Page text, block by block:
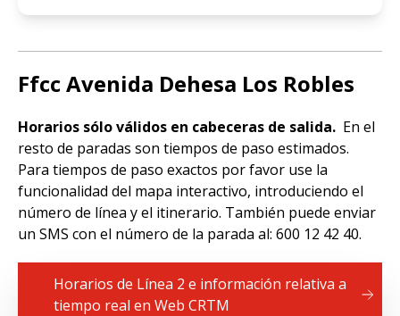
Ffcc Avenida Dehesa Los Robles
Horarios sólo válidos en cabeceras de salida. En el
resto de paradas son tiempos de paso estimados.
Para tiempos de paso exactos por favor use la
funcionalidad del mapa interactivo, introduciendo el
número de línea y el itinerario. También puede enviar
un SMS con el número de la parada al: 600 12 42 40.
Horarios de Línea 2 e información relativa a
tiempo real en Web CRTM